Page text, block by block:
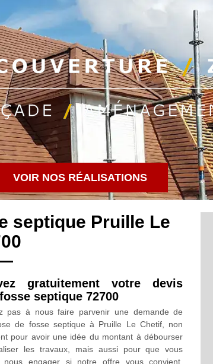
VOIR NOS RÉALISATIONS
septique Pruille Le
gratuitement votre devis
septique 72700
pas à nous faire parvenir une demande de
de fosse septique à Pruille Le Chetif, non
pour avoir une idée du montant à débourser
les travaux, mais aussi pour que vous
nous engager si notre offre vous convient.